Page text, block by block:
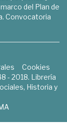
del Plan de
Convocatoria
Cookies
- 2018. Librería
Historia y